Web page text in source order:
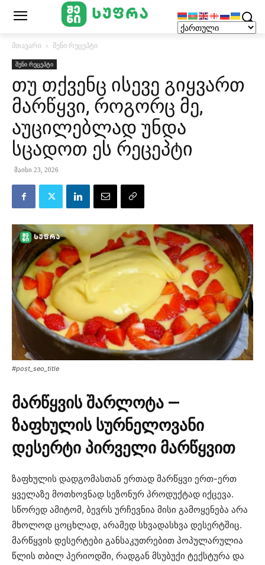
მთავარი შენი რეცეპტი
შენი რეცეპტი
თუ თქვენც ისევე გიყვართ
მარწყვი, როგორც მე,
აუცილებლად უნდა
სცადოთ ეს რეცეპტი
მაისი 23, 2026
#post_seo_title
მარწყვის შარლოტა —
ზაფხულის სურნელოვანი
დესერტი პირველი მარწყვით
ზაფხულის დადგომასთან ერთად მარწყვი ერთ-ერთ
ყველაზე მოთხოვნად სეზონურ პროდუქტად იქცევა.
სწორედ ამიტომ, ბევრს ურჩევნია მისი გამოყენება არა
მხოლოდ ცოცხლად, არამედ სხვადასხვა დესერტშიც.
მარწყვის დესერტები განსაკუთრებით პოპულარულია
წლის თბილ პერიოდში, რადგან მსუბუქი ტექსტურა და